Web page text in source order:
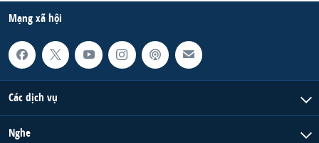
Mạng xã hội
Các dịch vụ
Nghe